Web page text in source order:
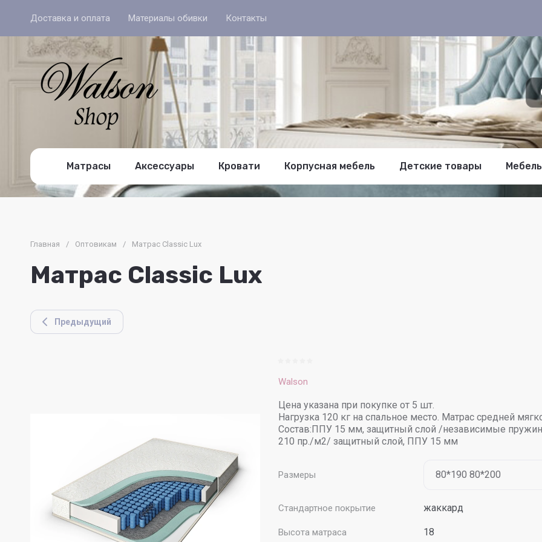
Доставка и оплата Материалы обивки Контакты
Матрасы Аксессуары Кровати Корпусная мебель Детские товары
Главная / Оптовикам / Матрас Classic Lux
Матрас Classic Lux
Предыдущий
Walson
Цена указана при покупке от 5 шт.
Нагрузка 120 кг на спальное место. Матрас средней
Состав:ППУ 15 мм, защитный слой /независимые
210 пр./м2/ защитный слой, ППУ 15 мм
Размеры
Стандартное покрытие жаккард
Высота матраса 18